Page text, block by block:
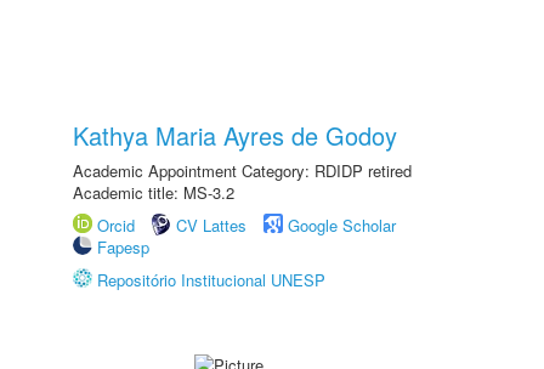
Kathya Maria Ayres de Godoy
Academic Appointment Category: RDIDP retired
Academic title: MS-3.2
Orcid
CV Lattes
Google Scholar
Fapesp
Repositório Institucional UNESP